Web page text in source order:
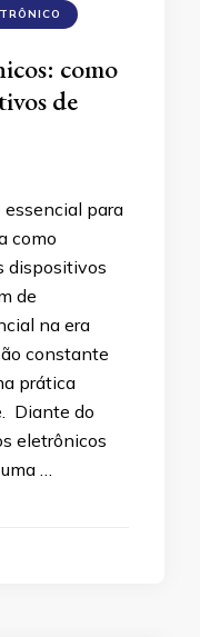
como
de
essencial para
como
dispositivos
de
na era
constante
prática
Diante do
eletrônicos
…